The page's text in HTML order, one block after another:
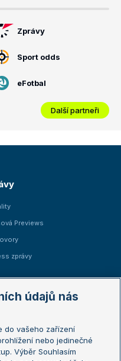
Zprávy
Sport odds
eFotbal
Další partneři
Previews
zprávy
Open
Open
údajů nás
do vašeho zařízení
nebo jedinečné
Výběr Souhlasím